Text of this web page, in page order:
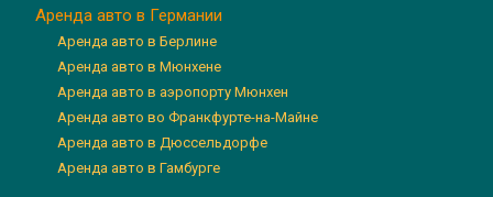
Аренда авто в Германии
Аренда авто в Берлине
Аренда авто в Мюнхене
Аренда авто в аэропорту Мюнхен
Аренда авто во Франкфурте-на-Майне
Аренда авто в Дюссельдорфе
Аренда авто в Гамбурге